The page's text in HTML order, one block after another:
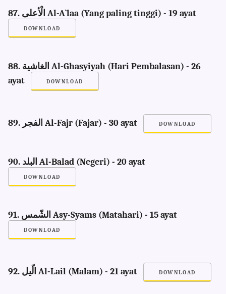
87. الْأعلى Al-A`laa (Yang paling tinggi) - 19 ayat
DOWNLOAD
88. الغاشية Al-Ghasyiyah (Hari Pembalasan) - 26
ayat
DOWNLOAD
89. الفجر Al-Fajr (Fajar) - 30 ayat DOWNLOAD
90. البلد Al-Balad (Negeri) - 20 ayat
DOWNLOAD
91. الشّمس Asy-Syams (Matahari) - 15 ayat
DOWNLOAD
92. الّيل Al-Lail (Malam) - 21 ayat DOWNLOAD